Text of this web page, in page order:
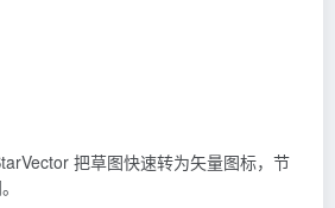
把草图快速转为矢量图标，节